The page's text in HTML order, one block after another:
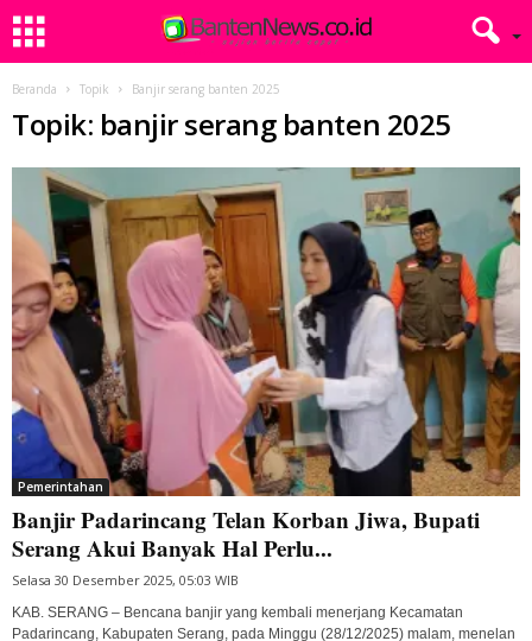
Beranda Topik Banjir serang banten 2025
Topik: banjir serang banten 2025
Pemerintahan
Banjir Padarincang Telan Korban Jiwa, Bupati
Serang Akui Banyak Hal Perlu...
Selasa 30 Desember 2025, 05:03 WIB
KAB. SERANG – Bencana banjir yang kembali menerjang Kecamatan
Padarincang, Kabupaten Serang, pada Minggu (28/12/2025) malam, menelan